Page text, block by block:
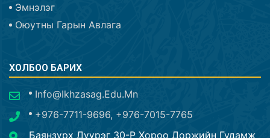
Эмнэлэг
Оюутны Гарын Авлага
ХОЛБОО БАРИХ
Info@ikhzasag.edu.mn
+976-7711-9696, +976-7015-7765
Баянзүрх Дүүрэг 30-Р Хороо Доржийн Гудамж